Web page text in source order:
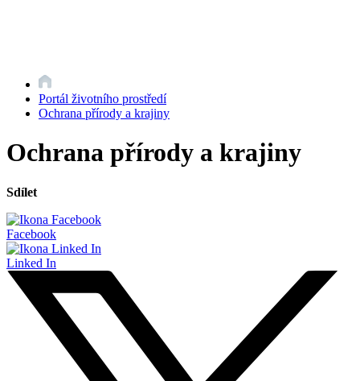
Portál životního prostředí
Ochrana přírody a krajiny
Ochrana přírody a krajiny
Sdílet
Facebook
Linked In